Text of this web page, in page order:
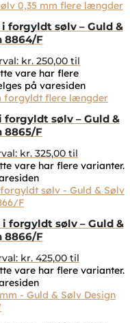
forgyldt sølv – Guld &
8864/F
kr. 250,00 til
vare har flere
på varesiden
sølv – Guld &
8865/F
kr. 325,00 til
vare har flere varianter.
forgyldt sølv – Guld &
8866/F
kr. 425,00 til
vare har flere varianter.